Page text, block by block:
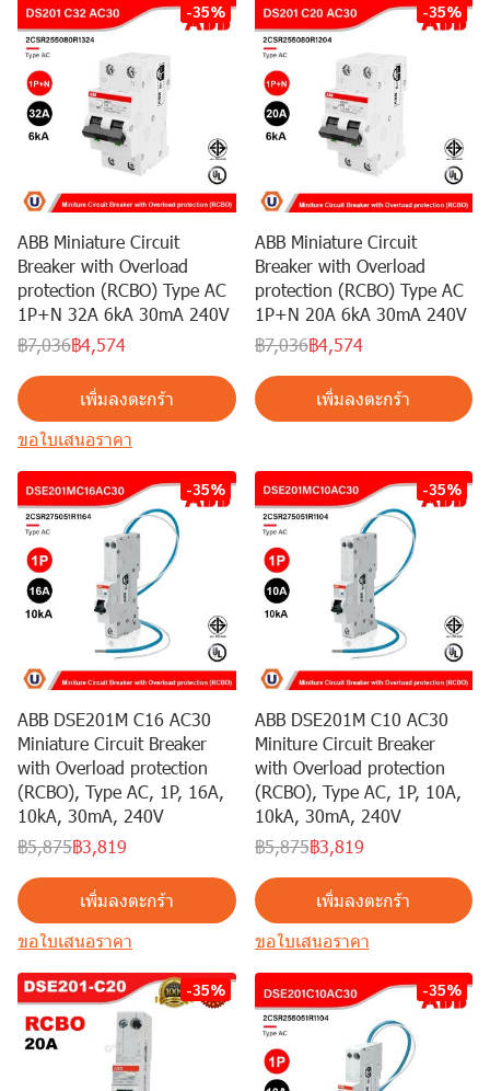
-35%
ABB Miniature Circuit
Breaker with Overload
protection (RCBO) Type AC
1P+N 32A 6kA 30mA 240V
฿7,036฿4,574
เพิ่มลงตะกร้า
ขอใบเสนอราคา
-35%
ABB Miniature Circuit
Breaker with Overload
protection (RCBO) Type AC
1P+N 20A 6kA 30mA 240V
฿7,036฿4,574
เพิ่มลงตะกร้า
-35%
ABB DSE201M C16 AC30
Miniature Circuit Breaker
with Overload protection
(RCBO), Type AC, 1P, 16A,
10kA, 30mA, 240V
฿5,875฿3,819
เพิ่มลงตะกร้า
ขอใบเสนอราคา
-35%
ABB DSE201M C10 AC30
Miniture Circuit Breaker
with Overload protection
(RCBO), Type AC, 1P, 10A,
10kA, 30mA, 240V
฿5,875฿3,819
เพิ่มลงตะกร้า
ขอใบเสนอราคา
-35% -35%